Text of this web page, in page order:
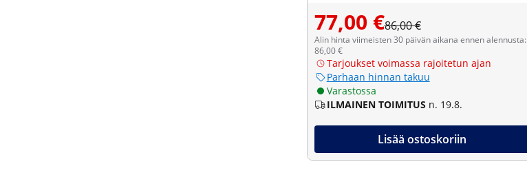
77,00 €86,00 €
Alin hinta viimeisten 30 päivän aikana ennen alennusta:
86,00 €
Tarjoukset voimassa rajoitetun ajan
Parhaan hinnan takuu
Varastossa
ILMAINEN TOIMITUS n. 19.8.
Lisää ostoskoriin